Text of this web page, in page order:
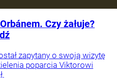
Czy żałuje?
zapytany o swoją wizytę
poparcia Viktorowi